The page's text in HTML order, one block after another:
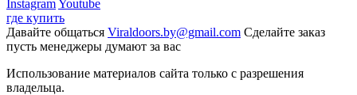
InstagramYoutube
где купить
Давайте общаться Viraldoors.by@gmail.com Сделайте заказ
пусть менеджеры думают за вас
Использование материалов сайта только с разрешения
владельца.